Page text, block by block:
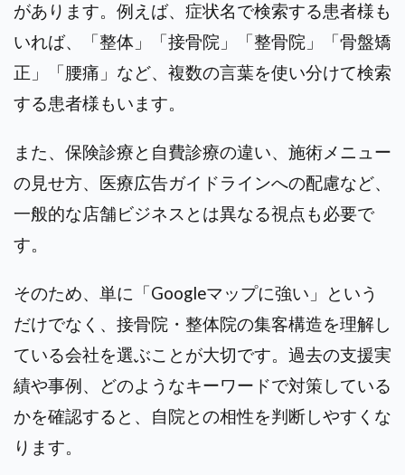
があります。例えば、症状名で検索する患者様も
いれば、「整体」「接骨院」「整骨院」「骨盤矯
正」「腰痛」など、複数の言葉を使い分けて検索
する患者様もいます。
また、保険診療と自費診療の違い、施術メニュー
の見せ方、医療広告ガイドラインへの配慮など、
一般的な店舗ビジネスとは異なる視点も必要で
す。
そのため、単に「Googleマップに強い」という
だけでなく、接骨院・整体院の集客構造を理解し
ている会社を選ぶことが大切です。過去の支援実
績や事例、どのようなキーワードで対策している
かを確認すると、自院との相性を判断しやすくな
ります。